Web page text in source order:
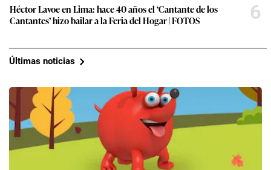
Últimas noticias